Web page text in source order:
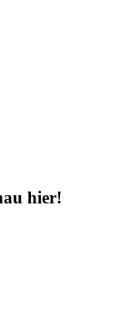
hier!